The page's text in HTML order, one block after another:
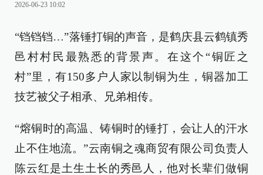
2026-06-23 10:02
“铛铛铛…”落锤打铜的声音，是鹤庆县云鹤镇秀
邑村村民最熟悉的背景声。在这个“铜匠之
村”里，有150多户人家以制铜为生，铜器加工
技艺被父子相承、兄弟相传。
“熔铜时的高温、铸铜时的锤打，会让人的汗水
止不住地流。”云南铜之魂商贸有限公司负责人
陈云红是土生土长的秀邑人，他对长辈们做铜